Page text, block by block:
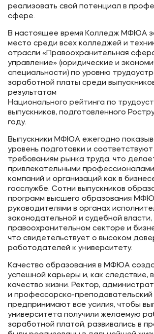
реализовать свой потенциал в
сфере.
В настоящее время Колледж МФЮА
место среди всех колледжей и
отрасли «Правоохранительная
управление» (юридические и
специальности) по уровню
заработной платы среди
результатам
Национального рейтинга по
выпускников, подготовленного
году.
Выпускники МФЮА ежегодно
уровень подготовки и
требованиям рынка труда, что
привлекательными
компаний и организаций как в
госслужбе. Сотни выпускников
программ высшего образования
руководителями в органах
законодательной и судебной власти,
правоохранительном секторе и
что свидетельствует о высоком
работодателей к университету.
Качество образования в МФЮА
успешной карьеры и, как следствие,
качество жизни. Ректор,
и профессорско-
предпринимают все усилия, чтобы
университета получили желаемую
заработной платой, развивались в